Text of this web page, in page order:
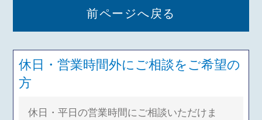
官報情報
受けた日か
ら７年を超
えない期間
登録情報に関する
1.申込人は、当金庫が必要と認めた
く、本契約を行う者が申込人本人で
意いたします。
保護に関する法律に基づき、次の業
務ならびに利用目的の達成に必要な
利用することに同意いたします。
1.業務の内容
れらに付随する業務
前ページへ戻る
休日・営業時間外にご相談をご希望の
方
休日・平日の営業時間にご相談いただけま